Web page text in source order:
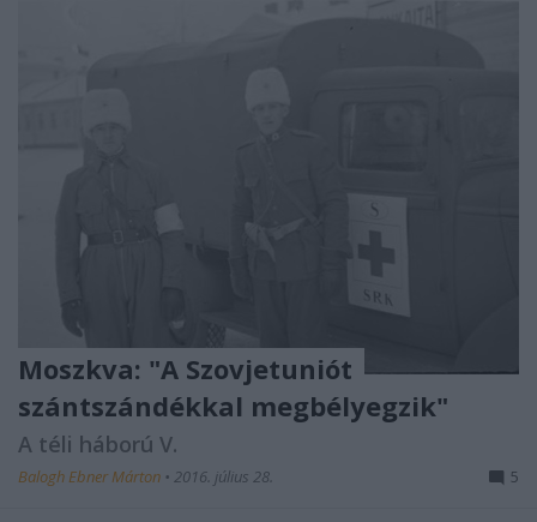
Moszkva: "A Szovjetuniót
szántszándékkal megbélyegzik"
A téli háború V.
Balogh Ebner Márton • 2016. július 28. 5